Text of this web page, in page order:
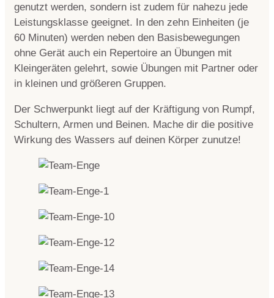
genutzt werden, sondern ist zudem für nahezu jede
Leistungsklasse geeignet. In den zehn Einheiten (je
60 Minuten) werden neben den Basisbewegungen
ohne Gerät auch ein Repertoire an Übungen mit
Kleingeräten gelehrt, sowie Übungen mit Partner oder
in kleinen und größeren Gruppen.
Der Schwerpunkt liegt auf der Kräftigung von Rumpf,
Schultern, Armen und Beinen. Mache dir die positive
Wirkung des Wassers auf deinen Körper zunutze!